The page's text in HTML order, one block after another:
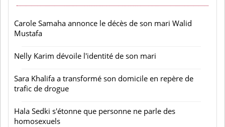
Carole Samaha annonce le décès de son mari Walid
Mustafa
Nelly Karim dévoile l'identité de son mari
Sara Khalifa a transformé son domicile en repère de
trafic de drogue
Hala Sedki s'étonne que personne ne parle des
homosexuels